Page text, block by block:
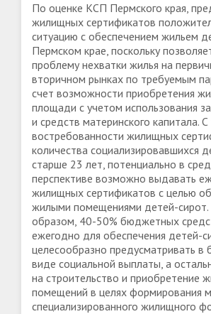
По оценке КСП Пермского края,
жилищных сертификатов
ситуацию с обеспечением жильем
Пермском крае, поскольку
проблему нехватки жилья на
вторичном рынках по требуемым
счет возможности приобретения
площади с учетом использования
и средств материнского капитала.
востребованности жилищных
количества социализировавшихся
старше 23 лет, потенциально в
перспективе возможно выдавать
жилищных сертификатов с целью
жилыми помещениями детей-сирот.
образом, 40-50% бюджетных
ежегодно для обеспечения детей-
целесообразно предусматривать
виде социальной выплаты, а
на строительство и приобретение
помещений в целях формирования
специализированного жилищного